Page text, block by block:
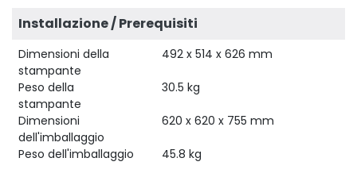
Installazione / Prerequisiti
Dimensioni della
stampante
492 x 514 x 626 mm
Peso della
stampante
30.5 kg
Dimensioni
dell'imballaggio
620 x 620 x 755 mm
Peso dell'imballaggio 45.8 kg